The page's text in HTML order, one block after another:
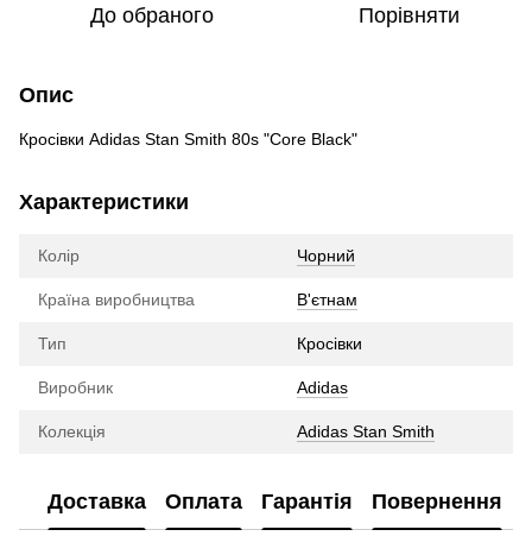
До обраного Порівняти
Опис
Кросівки Adidas Stan Smith 80s "Core Black"
Характеристики
Колір Чорний
Країна виробництва В'єтнам
Тип Кросівки
Виробник Adidas
Колекція Adidas Stan Smith
Доставка Оплата Гарантія Повернення